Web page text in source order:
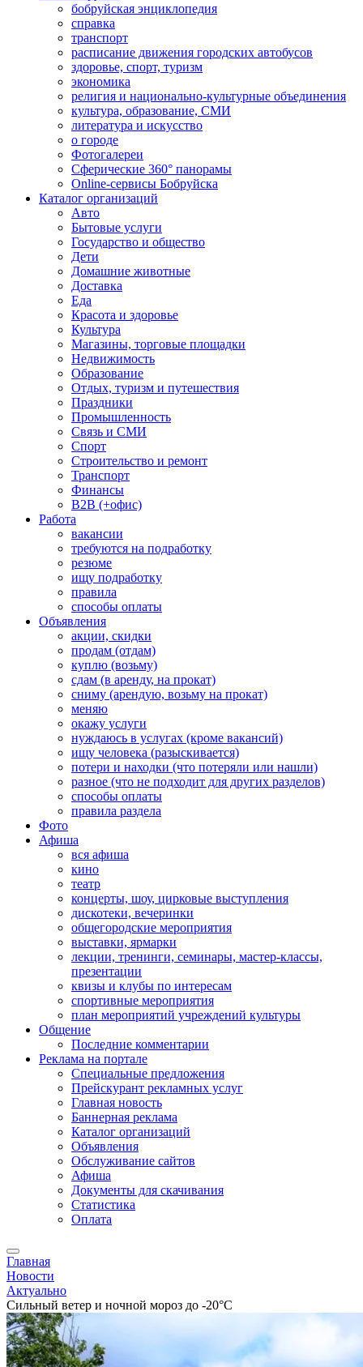
бобруйская энциклопедия
справка
транспорт
расписание движения городских автобусов
здоровье, спорт, туризм
экономика
религия и национально-культурные объединения
культура, образование, СМИ
литература и искусство
о городе
Фотогалереи
Сферические 360° панорамы
Online-сервисы Бобруйска
Каталог организаций
Авто
Бытовые услуги
Государство и общество
Дети
Домашние животные
Доставка
Еда
Красота и здоровье
Культура
Магазины, торговые площадки
Недвижимость
Образование
Отдых, туризм и путешествия
Праздники
Промышленность
Связь и СМИ
Спорт
Строительство и ремонт
Транспорт
Финансы
B2B (+офис)
Работа
вакансии
требуются на подработку
резюме
ищу подработку
правила
способы оплаты
Объявления
акции, скидки
продам (отдам)
куплю (возьму)
сдам (в аренду, на прокат)
сниму (арендую, возьму на прокат)
меняю
окажу услуги
нуждаюсь в услугах (кроме вакансий)
ищу человека (разыскивается)
потери и находки (что потеряли или нашли)
разное (что не подходит для других разделов)
способы оплаты
правила раздела
Фото
Афиша
вся афиша
кино
театр
концерты, шоу, цирковые выступления
дискотеки, вечеринки
общегородские мероприятия
выставки, ярмарки
лекции, тренинги, семинары, мастер-классы,
презентации
квизы и клубы по интересам
спортивные мероприятия
план мероприятий учреждений культуры
Общение
Последние комментарии
Реклама на портале
Специальные предложения
Прейскурант рекламных услуг
Главная новость
Баннерная реклама
Каталог организаций
Объявления
Обслуживание сайтов
Афиша
Документы для скачивания
Статистика
Оплата
Главная
Новости
Актуально
Сильный ветер и ночной мороз до -20°С